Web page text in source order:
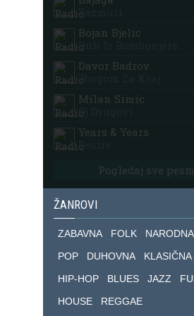
Zazmuri
Bojan Bjelic
Duh Iz Bombonjere
Davor Badrov
Zbogom Za Kraj
Milan Simic
Oj Drugovi
Years & Years
Desire
Pogledaj sve
ŽANROVI
ZABAVNA FOLK NARODNA
POP
DUHOVNA
KLASIČNA
HIP-HOP
BLUES JAZZ
HOUSE
REGGAE